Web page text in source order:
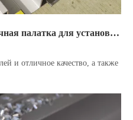
LPOUTDOORS 10 м прозрачная палатка для установки палатки
и отличное качество, а также